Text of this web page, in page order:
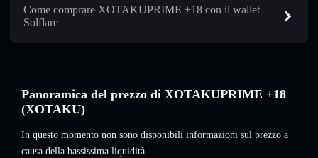
Come comprare XOTAKUPRIME +18 con il wallet
Solflare
Panoramica del prezzo di XOTAKUPRIME +18
(XOTAKU)
In questo momento non sono disponibili informazioni sul prezzo a
causa della bassissima liquidità.